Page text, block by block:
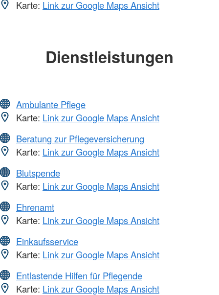
Karte: Link zur Google Maps Ansicht
Dienstleistungen
Ambulante Pflege
Karte: Link zur Google Maps Ansicht
Beratung zur Pflegeversicherung
Karte: Link zur Google Maps Ansicht
Blutspende
Karte: Link zur Google Maps Ansicht
Ehrenamt
Karte: Link zur Google Maps Ansicht
Einkaufsservice
Karte: Link zur Google Maps Ansicht
Entlastende Hilfen für Pflegende
Karte: Link zur Google Maps Ansicht